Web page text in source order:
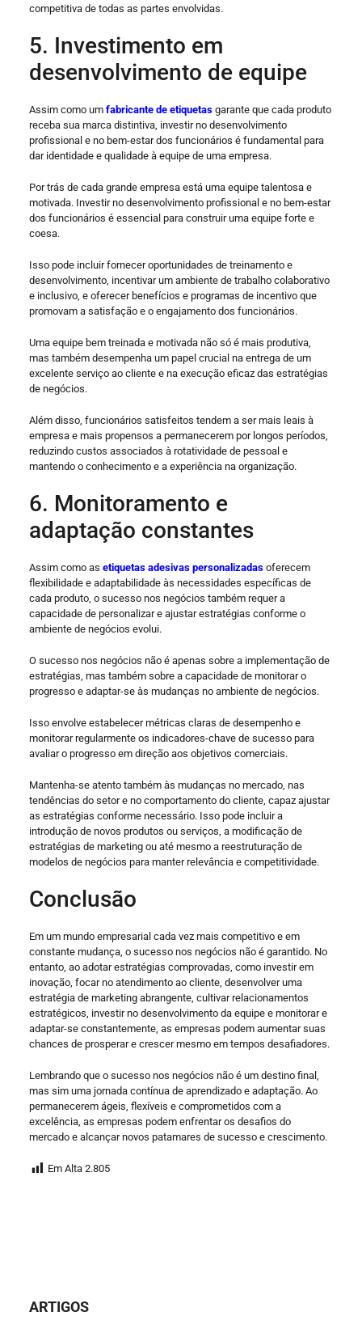
competitiva de todas as partes envolvidas.
5. Investimento em
desenvolvimento de equipe
Assim como um fabricante de etiquetasgarante que cada produto
receba sua marca distintiva, investir no desenvolvimento
profissional e no bem-estar dos funcionários é fundamental para
dar identidade e qualidade à equipe de uma empresa.
Por trás de cada grande empresa está uma equipe talentosa e
motivada. Investir no desenvolvimento profissional e no bem-estar
dos funcionários é essencial para construir uma equipe forte e
coesa.
Isso pode incluir fornecer oportunidades de treinamento e
desenvolvimento, incentivar um ambiente de trabalho colaborativo
e inclusivo, e oferecer benefícios e programas de incentivo que
promovam a satisfação e o engajamento dos funcionários.
Uma equipe bem treinada e motivada não só é mais produtiva,
mas também desempenha um papel crucial na entrega de um
excelente serviço ao cliente e na execução eficaz das estratégias
de negócios.
Além disso, funcionários satisfeitos tendem a ser mais leais à
empresa e mais propensos a permanecerem por longos períodos,
reduzindo custos associados à rotatividade de pessoal e
mantendo o conhecimento e a experiência na organização.
6. Monitoramento e
adaptação constantes
Assim como as etiquetas adesivas personalizadasoferecem
flexibilidade e adaptabilidade às necessidades específicas de
cada produto, o sucesso nos negócios também requer a
capacidade de personalizar e ajustar estratégias conforme o
ambiente de negócios evolui.
O sucesso nos negócios não é apenas sobre a implementação de
estratégias, mas também sobre a capacidade de monitorar o
progresso e adaptar-se às mudanças no ambiente de negócios.
Isso envolve estabelecer métricas claras de desempenho e
monitorar regularmente os indicadores-chave de sucesso para
avaliar o progresso em direção aos objetivos comerciais.
Mantenha-se atento também às mudanças no mercado, nas
tendências do setor e no comportamento do cliente, capaz ajustar
as estratégias conforme necessário. Isso pode incluir a
introdução de novos produtos ou serviços, a modificação de
estratégias de marketing ou até mesmo a reestruturação de
modelos de negócios para manter relevância e competitividade.
Conclusão
Em um mundo empresarial cada vez mais competitivo e em
constante mudança, o sucesso nos negócios não é garantido. No
entanto, ao adotar estratégias comprovadas, como investir em
inovação, focar no atendimento ao cliente, desenvolver uma
estratégia de marketing abrangente, cultivar relacionamentos
estratégicos, investir no desenvolvimento da equipe e monitorar e
adaptar-se constantemente, as empresas podem aumentar suas
chances de prosperar e crescer mesmo em tempos desafiadores.
Lembrando que o sucesso nos negócios não é um destino final,
mas sim uma jornada contínua de aprendizado e adaptação. Ao
permanecerem ágeis, flexíveis e comprometidos com a
excelência, as empresas podem enfrentar os desafios do
mercado e alcançar novos patamares de sucesso e crescimento.
Em Alta 2.805
ARTIGOS